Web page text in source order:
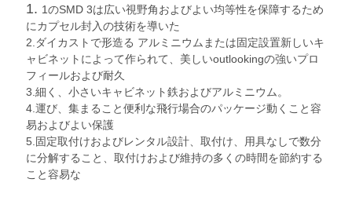
1. 1のSMD 3は広い視野角およびよい均等性を保障するため
にカプセル封入の技術を導いた
2.ダイカストで形造る アルミニウムまたは固定設置新しいキ
ャビネットによって作られて、美しいoutlookingの強いプロ
フィールおよび耐久
3.細く、小さいキャビネット鉄およびアルミニウム。
4.運び、集まること便利な飛行場合のパッケージ動くこと容
易およびよい保護
5.固定取付けおよびレンタル設計、取付け、用具なしで数分
に分解すること、取付けおよび維持の多くの時間を節約する
こと容易な